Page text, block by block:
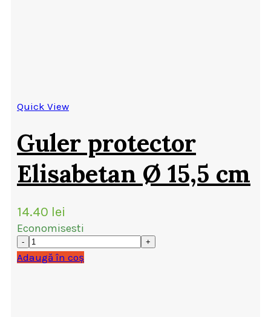
Quick View
Guler protector
Elisabetan Ø 15,5 cm
14.40 lei
Economisesti
Adaugă în coș